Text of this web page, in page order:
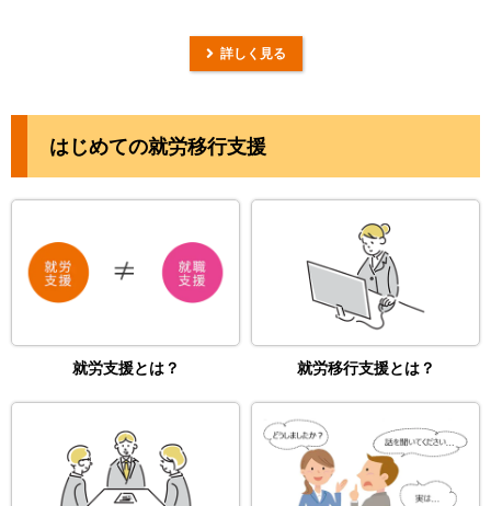
詳しく見る
はじめての就労移行支援
就労支援とは？ 就労移行支援とは？